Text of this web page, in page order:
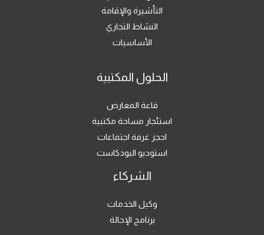
التأشيرة والإقامة
النشاط التجاري
الأساسيات
الحلول المكتبية
قاعة المعارض
استئجار مساحة مكتبية
احجز غرفة اجتماعات
استوديو البودكاست
الشركاء
وكيل الخدمات
برنامج الإحالة